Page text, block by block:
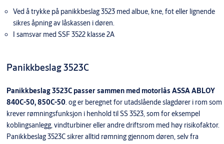
Ved å trykke på panikkbeslag 3523 med albue, kne, fot eller lignende
sikres åpning av låskassen i døren.
I samsvar med SSF 3522 klasse 2A
Panikkbeslag 3523C
Panikkbeslag 3523C passer sammen med motorlås ASSA ABLOY
840C-50, 850C-50. og er beregnet for utadslående slagdører i rom som
krever rømningsfunksjon i henhold til SS 3523, som for eksempel
koblingsanlegg, vindturbiner eller andre driftsrom med høy risikofaktor.
Panikkbeslag 3523C sikrer alltid rømning gjennom døren, selv fra